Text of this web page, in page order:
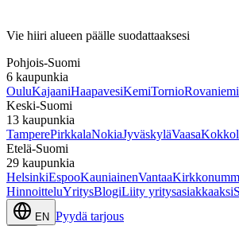
Vie hiiri alueen päälle suodattaaksesi
Pohjois-Suomi
6 kaupunkia
OuluKajaaniHaapavesiKemiTornioRovaniemi
Keski-Suomi
13 kaupunkia
TamperePirkkalaNokiaJyväskyläVaasa
Etelä-Suomi
29 kaupunkia
HelsinkiEspooKauniainenVantaa
HinnoitteluYritysBlogiLiity yritysasiakkaaksi
EN Pyydä tarjous